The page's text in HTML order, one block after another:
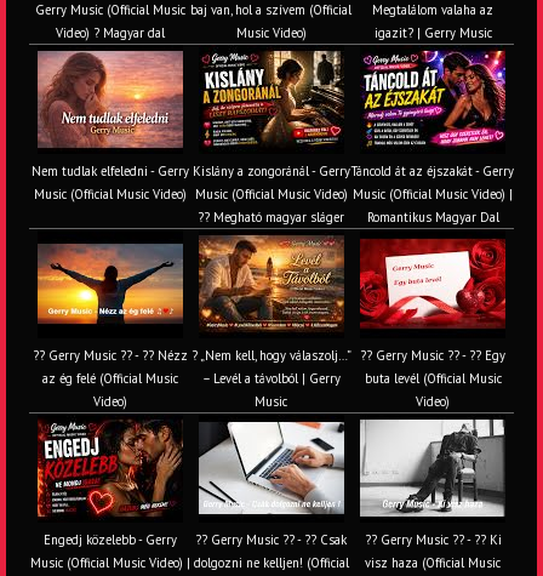
Gerry Music (Official Music
Video) ? Magyar dal
baj van, hol a szívem (Official
Music Video)
Megtalálom valaha az
igazit? | Gerry Music
Nem tudlak elfeledni - Gerry
Music (Official Music Video)
Kislány a zongoránál - Gerry
Music (Official Music Video)
?? Megható magyar sláger
Táncold át az éjszakát - Gerry
Music (Official Music Video) |
Romantikus Magyar Dal
?? Gerry Music ?? - ?? Nézz
az ég felé (Official Music
Video)
? „Nem kell, hogy válaszolj…”
– Levél a távolból | Gerry
Music
?? Gerry Music ?? - ?? Egy
buta levél (Official Music
Video)
Engedj közelebb - Gerry
Music (Official Music Video) |
?? Gerry Music ?? - ?? Csak
dolgozni ne kelljen! (Official
?? Gerry Music ?? - ?? Ki
visz haza (Official Music